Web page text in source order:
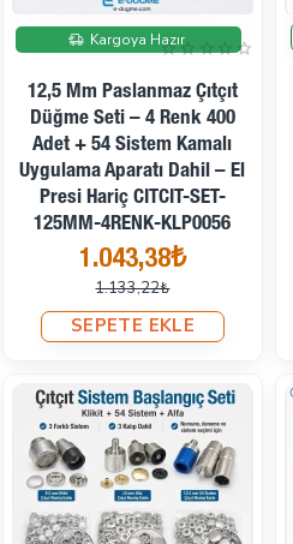
İndirimde
Kargoya Hazır
12,5 Mm Paslanmaz Çıtçıt
Düğme Seti – 4 Renk 400
Adet + 54 Sistem Kamalı
Uygulama Aparatı Dahil – El
Presi Hariç CITCIT-SET-
125MM-4RENK-KLP0056
1.043,38₺
1.133,22₺
SEPETE EKLE